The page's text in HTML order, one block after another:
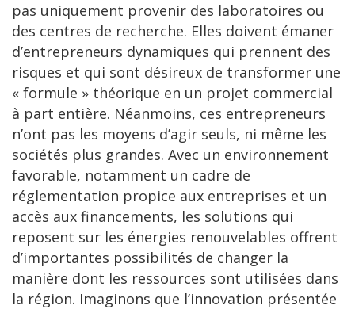
pas uniquement provenir des laboratoires ou
des centres de recherche. Elles doivent émaner
d’entrepreneurs dynamiques qui prennent des
risques et qui sont désireux de transformer une
« formule » théorique en un projet commercial
à part entière. Néanmoins, ces entrepreneurs
n’ont pas les moyens d’agir seuls, ni même les
sociétés plus grandes. Avec un environnement
favorable, notamment un cadre de
réglementation propice aux entreprises et un
accès aux financements, les solutions qui
reposent sur les énergies renouvelables offrent
d’importantes possibilités de changer la
manière dont les ressources sont utilisées dans
la région. Imaginons que l’innovation présentée